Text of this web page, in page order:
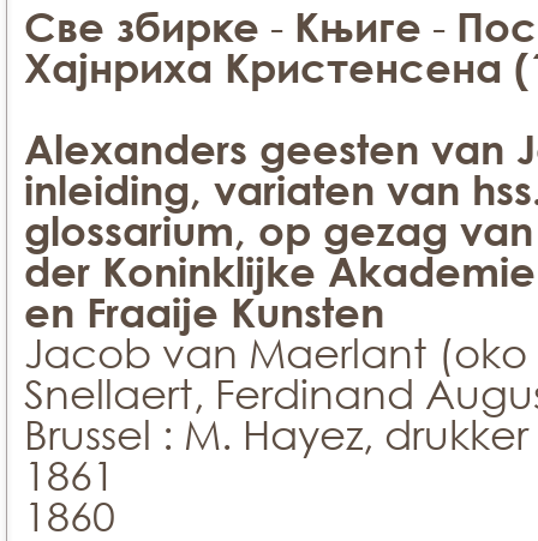
Све збирке - Књиге -
Хајнриха Кристенсена
Alexanders geesten van
inleiding, variaten van
glossarium, op gezag
der Koninklijke
en Fraaije Kunsten
Jacob van Maerlant (oko
Snellaert, Ferdinand
Brussel : M. Hayez,
1861
1860